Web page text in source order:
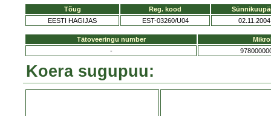
Tõug Reg. kood
EESTI HAGIJAS
EST-03260/U04 02.11.2004
Tätoveeringu number
-
Koera sugupuu: